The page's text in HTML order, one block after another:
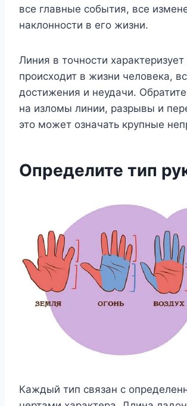
все главные события, все
наклонности в его жизни.
Линия в точности характеризует
происходит в жизни человека,
достижения и неудачи.
на изломы линии, разрывы и
это может означать крупные
Определите тип
Каждый тип связан с